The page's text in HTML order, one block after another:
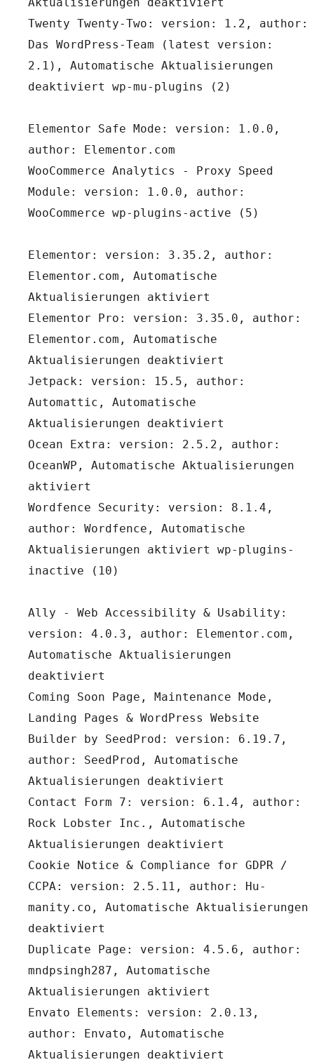
Twenty Twenty-Two: version: 1.2, author:
Das WordPress-Team (latest version:
2.1), Automatische Aktualisierungen
deaktiviert wp-mu-plugins (2)
Elementor Safe Mode: version: 1.0.0,
author: Elementor.com
WooCommerce Analytics - Proxy Speed
Module: version: 1.0.0, author:
WooCommerce wp-plugins-active (5)
Elementor: version: 3.35.2, author:
Elementor.com, Automatische
Aktualisierungen aktiviert
Elementor Pro: version: 3.35.0, author:
Elementor.com, Automatische
Aktualisierungen deaktiviert
Jetpack: version: 15.5, author:
Automattic, Automatische
Aktualisierungen deaktiviert
Ocean Extra: version: 2.5.2, author:
OceanWP, Automatische Aktualisierungen
aktiviert
Wordfence Security: version: 8.1.4,
author: Wordfence, Automatische
Aktualisierungen aktiviert wp-plugins-
inactive (10)
Ally - Web Accessibility & Usability:
version: 4.0.3, author: Elementor.com,
Automatische Aktualisierungen
deaktiviert
Coming Soon Page, Maintenance Mode,
Landing Pages & WordPress Website
Builder by SeedProd: version: 6.19.7,
author: SeedProd, Automatische
Aktualisierungen deaktiviert
Contact Form 7: version: 6.1.4, author:
Rock Lobster Inc., Automatische
Aktualisierungen deaktiviert
Cookie Notice & Compliance for GDPR /
CCPA: version: 2.5.11, author: Hu-
manity.co, Automatische Aktualisierungen
deaktiviert
Duplicate Page: version: 4.5.6, author:
mndpsingh287, Automatische
Aktualisierungen aktiviert
Envato Elements: version: 2.0.13,
author: Envato, Automatische
Aktualisierungen deaktiviert